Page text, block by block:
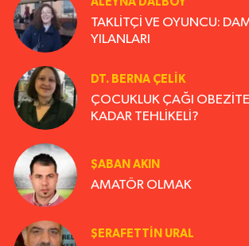
TAKLİTÇİ VE OYUNCU:
YILANLARI
DT. BERNA ÇELIK
ÇOCUKLUK ÇAĞI
KADAR TEHLİKELİ?
ŞABAN AKIN
AMATÖR OLMAK
ŞERAFETTIN URAL